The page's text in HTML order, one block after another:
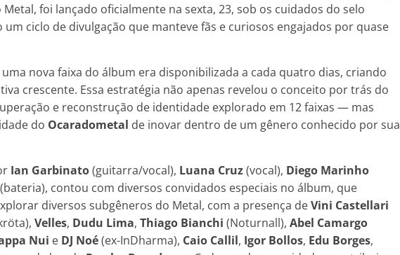
foi lançado oficialmente na sexta, 23, sob os cuidados do selo
um ciclo de divulgação que manteve fãs e curiosos engajados por quase
nova faixa do álbum era disponibilizada a cada quatro dias, criando
crescente. Essa estratégia não apenas revelou o conceito por trás do
e reconstrução de identidade explorado em 12 faixas — mas
do Ocaradometal de inovar dentro de um gênero conhecido por sua
Ian Garbinato(guitarra/vocal), Luana Cruz(vocal), Diego Marinho
(bateria), contou com diversos convidados especiais no álbum, que
diversos subgêneros do Metal, com a presença deVini Castellari
Velles, Dudu Lima, Thiago Bianchi (Noturnall), Abel Camargo
Nui e DJ Noé(ex-InDharma), Caio Callil, Igor Bollos, Edu Borges,